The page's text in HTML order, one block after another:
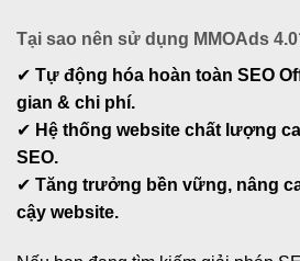
Tại sao nên sử dụng MMOAds
✔ Tự động hóa hoàn toàn SEO
gian & chi phí.
✔ Hệ thống website chất lượng
SEO.
✔ Tăng trưởng bền vững, nâng
cậy website.